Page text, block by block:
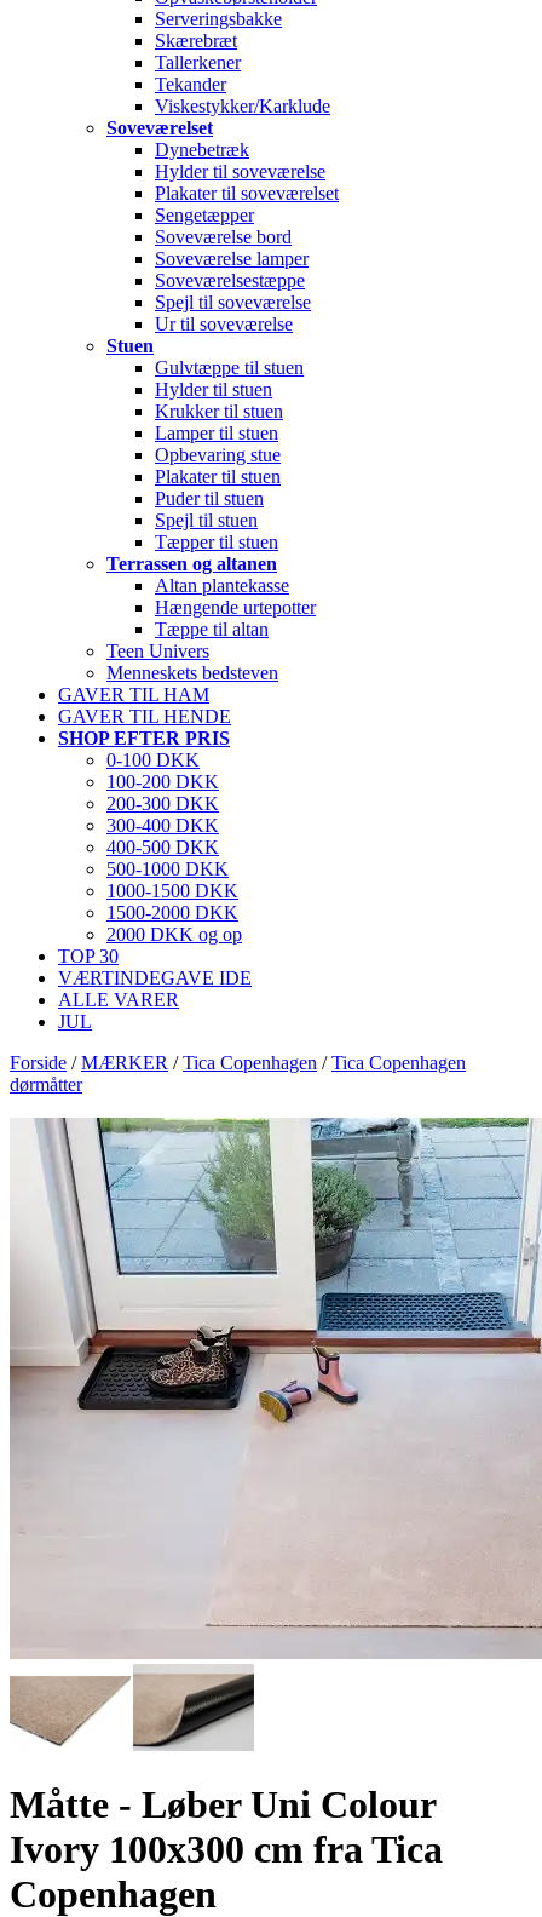
Serveringsbakke
Skærebræt
Tallerkener
Tekander
Viskestykker/Karklude
Soveværelset
Dynebetræk
Hylder til soveværelse
Plakater til soveværelset
Sengetæpper
Soveværelse bord
Soveværelse lamper
Soveværelsestæppe
Spejl til soveværelse
Ur til soveværelse
Stuen
Gulvtæppe til stuen
Hylder til stuen
Krukker til stuen
Lamper til stuen
Opbevaring stue
Plakater til stuen
Puder til stuen
Spejl til stuen
Tæpper til stuen
Terrassen og altanen
Altan plantekasse
Hængende urtepotter
Tæppe til altan
Teen Univers
Menneskets bedsteven
GAVER TIL HAM
GAVER TIL HENDE
SHOP EFTER PRIS
0-100 DKK
100-200 DKK
200-300 DKK
300-400 DKK
400-500 DKK
500-1000 DKK
1000-1500 DKK
1500-2000 DKK
2000 DKK og op
TOP 30
VÆRTINDEGAVE IDE
ALLE VARER
JUL
Forside /MÆRKER /Tica Copenhagen /Tica Copenhagen
dørmåtter
Måtte - Løber Uni Colour
Ivory 100x300 cm fra Tica
Copenhagen